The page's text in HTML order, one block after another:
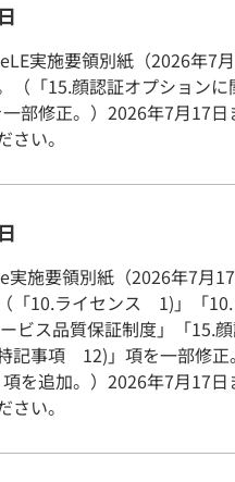
実施要領別紙（2026年7月
（「15.顔認証オプション
部修正。）2026年7月17日
さい。
施要領別紙（2026年7月
「10.ライセンス 1)」「
ビス品質保証制度」「15.
記事項 12)」項を一部修正
を追加。）2026年7月17日
さい。